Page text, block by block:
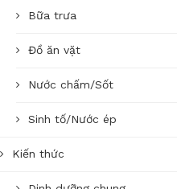
Bữa trưa
Đồ ăn vặt
Nước chấm/Sốt
Sinh tố/Nước ép
Kiến thức